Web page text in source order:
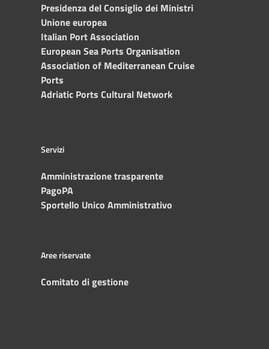
Presidenza del Consiglio dei Ministri
Unione europea
Italian Port Association
European Sea Ports Organisation
Association of Mediterranean Cruise
Ports
Adriatic Ports Cultural Network
Servizi
Amministrazione trasparente
PagoPA
Sportello Unico Amministrativo
Aree riservate
Comitato di gestione